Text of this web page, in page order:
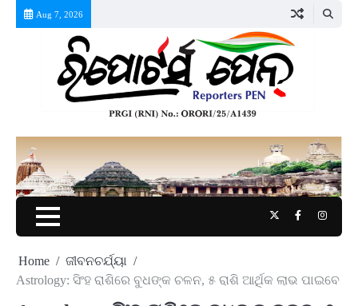
Aug 7, 2026
TwitterFacebook
Home
ଜୀବନଚର୍ଯ୍ୟା
Astrology: ସିଂହ ରାଶିରେ ବୁଧଙ୍କ ଚଳନ, ୫ ରାଶି ଆର୍ଥିକ ଲାଭ ପାଇବେ